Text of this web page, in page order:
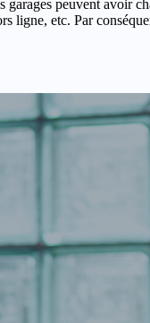
peuvent avoir
ligne, etc. Par